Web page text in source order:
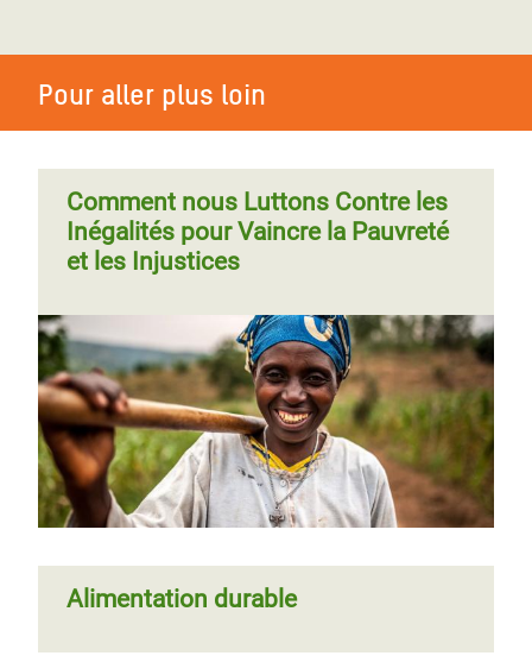
Tanna et d’Erromango
Pour aller plus loin
Comment nous Luttons Contre les
Inégalités pour Vaincre la Pauvreté
et les Injustices
Alimentation durable